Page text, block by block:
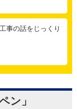
事の話をじっくり
ン」